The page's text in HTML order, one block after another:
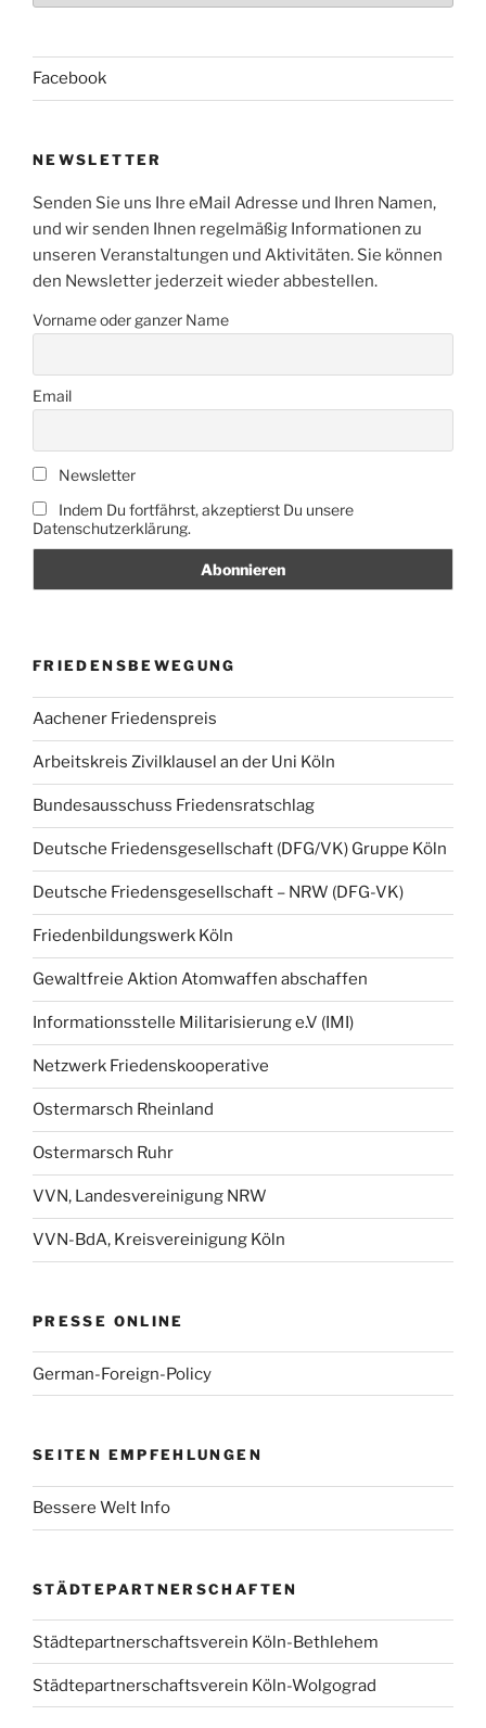
Facebook
NEWSLETTER
Senden Sie uns Ihre eMail Adresse und Ihren Namen,
und wir senden Ihnen regelmäßig Informationen zu
unseren Veranstaltungen und Aktivitäten. Sie können
den Newsletter jederzeit wieder abbestellen.
Vorname oder ganzer Name
Email
Newsletter
Indem Du fortfährst, akzeptierst Du unsere
Datenschutzerklärung.
FRIEDENSBEWEGUNG
Aachener Friedenspreis
Arbeitskreis Zivilklausel an der Uni Köln
Bundesausschuss Friedensratschlag
Deutsche Friedensgesellschaft (DFG/VK) Gruppe Köln
Deutsche Friedensgesellschaft – NRW (DFG-VK)
Friedenbildungswerk Köln
Gewaltfreie Aktion Atomwaffen abschaffen
Informationsstelle Militarisierung e.V (IMI)
Netzwerk Friedenskooperative
Ostermarsch Rheinland
Ostermarsch Ruhr
VVN, Landesvereinigung NRW
VVN-BdA, Kreisvereinigung Köln
PRESSE ONLINE
German-Foreign-Policy
SEITEN EMPFEHLUNGEN
Bessere Welt Info
STÄDTEPARTNERSCHAFTEN
Städtepartnerschaftsverein Köln-Bethlehem
Städtepartnerschaftsverein Köln-Wolgograd